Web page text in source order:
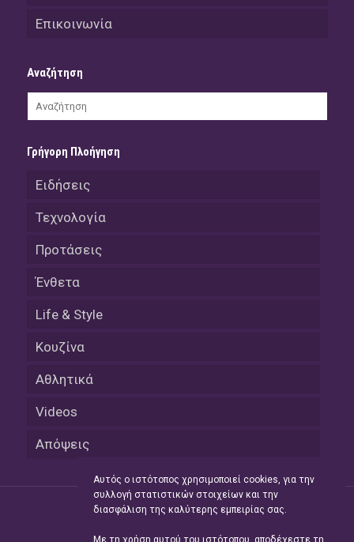
Επικοινωνία
Αναζήτηση
Γρήγορη Πλοήγηση
Ειδήσεις
Τεχνολογία
Προτάσεις
Ένθετα
Life & Style
Κουζίνα
Αθλητικά
Videos
Απόψεις
Αυτός ο ιστότοπος χρησιμοποιεί cookies, για την
συλλογή στατιστικών στοιχείων και την
διασφάλιση της καλύτερης εμπειρίας σας.
Με τη χρήση αυτού του ιστότοπου, αποδέχεστε τη